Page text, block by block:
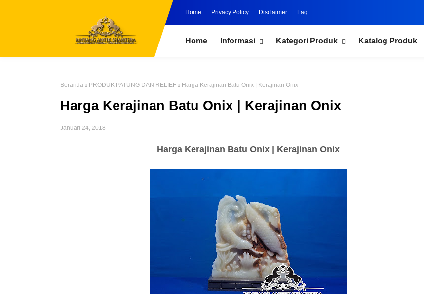
Home Privacy Policy Disclaimer Faq
Home Informasi Kategori Produk Katalog Produk
Beranda PRODUK PATUNG DAN RELIEF Harga Kerajinan Batu Onix | Kerajinan Onix
Harga Kerajinan Batu Onix | Kerajinan Onix
Januari 24, 2018
Harga Kerajinan Batu Onix | Kerajinan Onix